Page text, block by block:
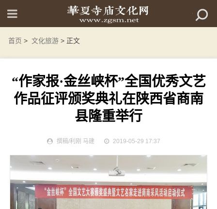
首页 > 文化旅游 > 正文
“作家报·金丝峡杯”全国优秀文艺
作品征评颁奖典礼在陕西省商南
县隆重举行
撰稿/利刚 马建 2019-05-29 17:37